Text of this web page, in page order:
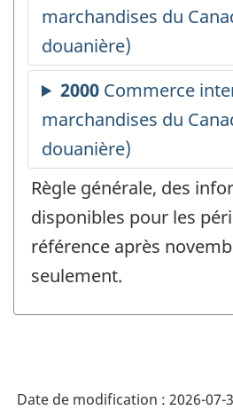
Règle générale, des
disponibles pour les
référence après
seulement.
Date de modification : 2026-07-